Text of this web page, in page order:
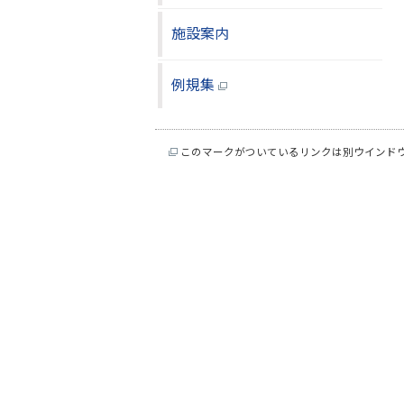
施設案内
例規集
このマークがついているリンクは別ウインド